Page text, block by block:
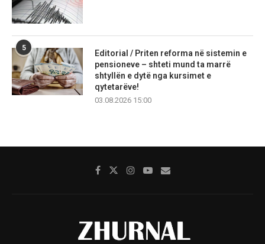
5
Editorial / Priten reforma në sistemin e
pensioneve – shteti mund ta marrë
shtyllën e dytë nga kursimet e
qytetarëve!
03.08.2026 15:00